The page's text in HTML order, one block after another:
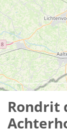
Rondrit